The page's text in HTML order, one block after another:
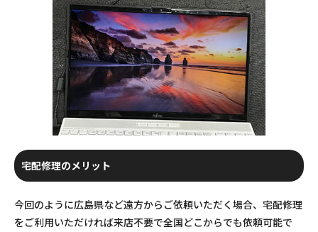
宅配修理のメリット
今回のように広島県など遠方からご依頼いただく場合、宅配修理
をご利用いただければ来店不要で全国どこからでも依頼可能で